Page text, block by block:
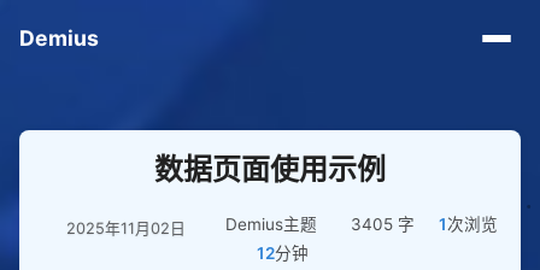
Demius
数据页面使用示例
2025年11月02日 Demius主题 3405 字 1次浏览
12分钟